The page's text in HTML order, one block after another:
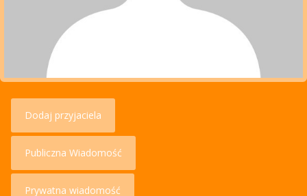
Dodaj przyjaciela
Publiczna Wiadomość
Prywatna wiadomość